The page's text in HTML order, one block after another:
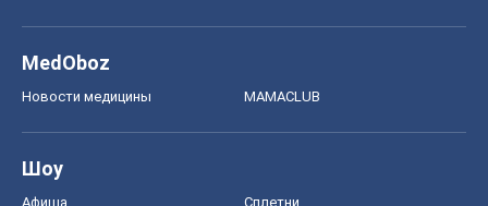
MedOboz
Новости медицины MAMACLUB
Шоу
Афиша Сплетни